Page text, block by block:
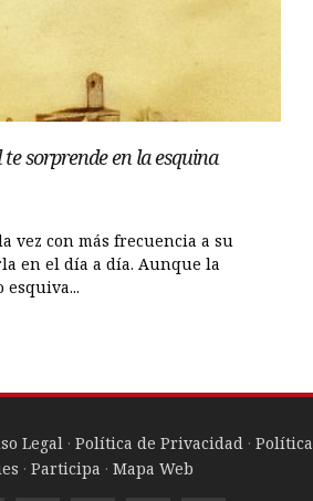
sorprende en la esquina
vez con más frecuencia a su
en el día a día. Aunque la
esquiva...
Legal · Política de Privacidad · Política
· Participa · Mapa Web